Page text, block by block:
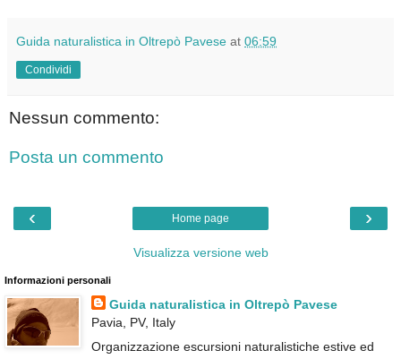
Guida naturalistica in Oltrepò Pavese at 06:59
Condividi
Nessun commento:
Posta un commento
‹ ›
Home page
Visualizza versione web
Informazioni personali
Guida naturalistica in Oltrepò Pavese
Pavia, PV, Italy
Organizzazione escursioni naturalistiche estive ed